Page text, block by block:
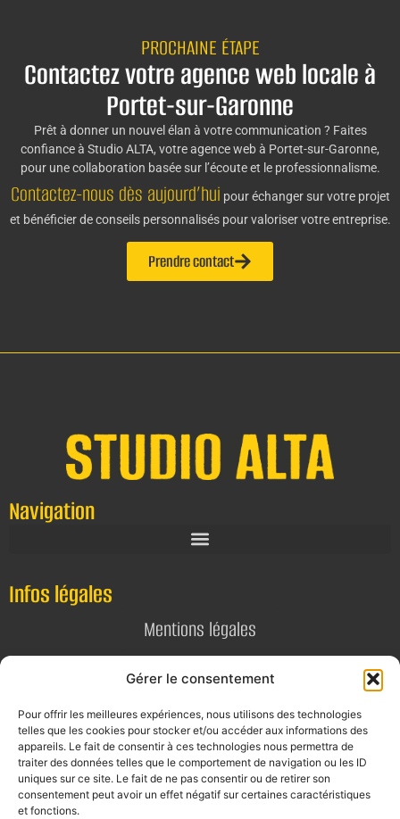
Gérer le consentement
Pour offrir les meilleures expériences, nous utilisons des technologies
telles que les cookies pour stocker et/ou accéder aux informations des
appareils. Le fait de consentir à ces technologies nous permettra de
traiter des données telles que le comportement de navigation ou les ID
uniques sur ce site. Le fait de ne pas consentir ou de retirer son
consentement peut avoir un effet négatif sur certaines caractéristiques
et fonctions.
PROCHAINE ÉTAPE
Contactez votre agence web locale à
Portet-sur-Garonne
Prêt à donner un nouvel élan à votre communication ? Faites
confiance à Studio ALTA, votre agence web à Portet-sur-Garonne,
pour une collaboration basée sur l’écoute et le professionnalisme.
Contactez-nous dès aujourd’hui pour échanger sur votre projet
et bénéficier de conseils personnalisés pour valoriser votre entreprise.
Prendre contact
Navigation
Infos légales
Mentions légales
Politique de confidentialité
Contact
E-mail
contact@alta-studio.fr